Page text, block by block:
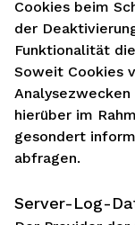
Cookies beim
der
Funktionalität
Soweit Cookies
hierüber im
gesondert
abfragen.
Server-Log-